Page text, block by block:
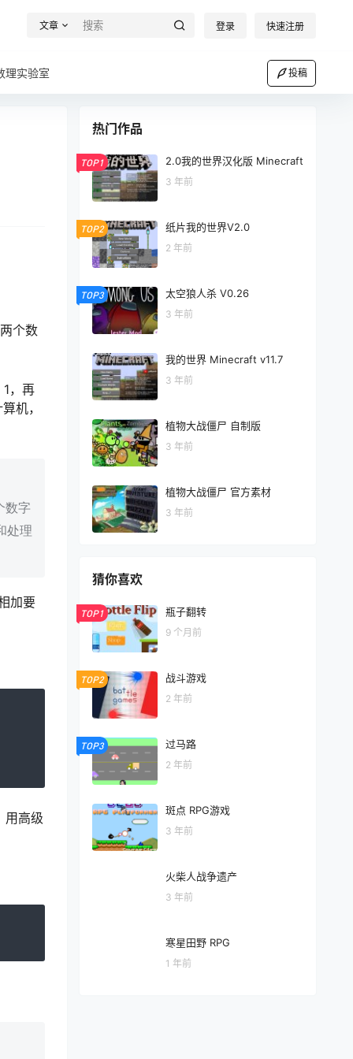
文章 登录 快速注册
理实验室 投稿
个数
，再
机，
数字
处理
加要
用高级
热门作品
TOP1 2.0我的世界汉化版 Minecraft
3 年前
TOP2 纸片我的世界V2.0
2 年前
TOP3 太空狼人杀 V0.26
3 年前
我的世界 Minecraft v11.7
3 年前
植物大战僵尸 自制版
3 年前
植物大战僵尸 官方素材
3 年前
猜你喜欢
TOP1 瓶子翻转
9 个月前
TOP2 战斗游戏
2 年前
TOP3 过马路
2 年前
斑点 RPG游戏
3 年前
火柴人战争遗产
3 年前
寒星田野 RPG
1 年前